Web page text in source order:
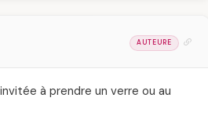
AUTEURE
à prendre un verre ou au